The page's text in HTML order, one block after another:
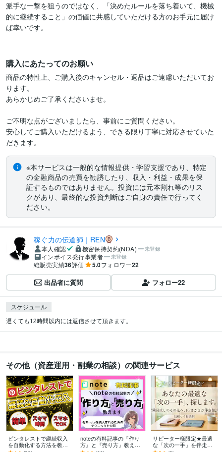
​派手な一撃を狙うのではなく、「決めたルールを落ち着いて、機械
的に継続すること」の価値に共感していただける方のお手元に届け
ば幸いです。
購入にあたってのお願い
商品の特性上、ご購入後のキャンセル・返品はご遠慮いただいてお
ります。
あらかじめご了承くださいませ。
ご不明な点がございましたら、事前にご質問ください。
安心してご購入いただけるよう、できる限り丁寧に対応させていた
※本サービスは一般的な情報提供・学習支援であり、特定
の金融商品の売買を勧誘したり、収入・利益・成果を保
証するものではありません。投資には元本割れ等のリス
クがあり、最終的な投資判断はご自身の責任で行ってく
ださい。
稼ぐ力の伝道師｜REN
本人確認 機密保持契約(NDA) 未登録
インボイス発行事業者 未登録
総販売実績36評価 5.0フォロワー22
出品者に質問 フォロー22
スケジュール
遅くても12時間以内には返信させて頂きます。
その他（資産運用・副業の相談）の関連サービス
ピンタレストで継続収入
を自動化する方法を教え
noteの有料記事の『作り
方』と『売り方』教えま
リピーター様限定★最適
な「次の一手」を伴走し